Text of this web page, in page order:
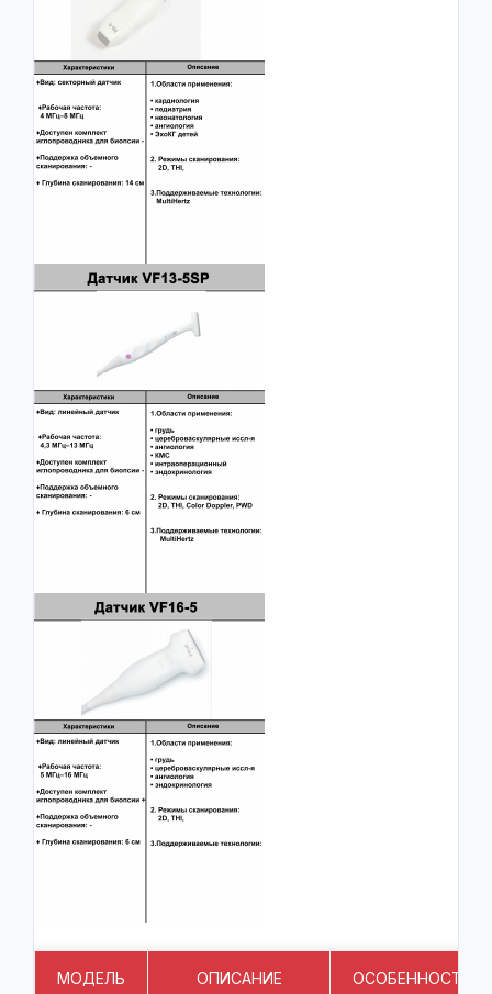
МОДЕЛЬ ОПИСАНИЕ ОСОБЕННОСТИ